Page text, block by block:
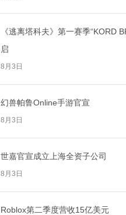
《逃离塔科夫》第一赛季“KORD
启
8月3日
幻兽帕鲁Online手游官宣
8月3日
世嘉官宣成立上海全资子公司
8月3日
Roblox第二季度营收15亿美元